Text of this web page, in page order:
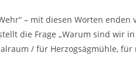
– mit diesen Worten
die Frage „Warum sind wir
/ für Herzogsägmühle,